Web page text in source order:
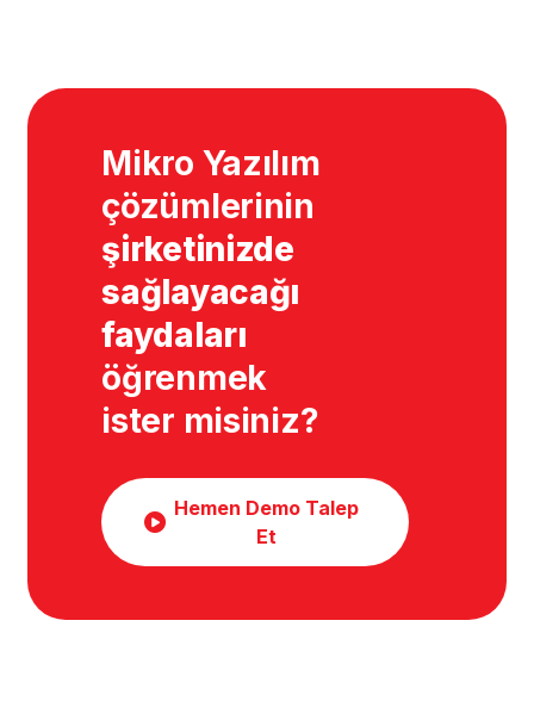
Mikro Yazılım
çözümlerinin
şirketinizde
sağlayacağı
faydaları
öğrenmek
ister misiniz?
Hemen Demo Talep
Et